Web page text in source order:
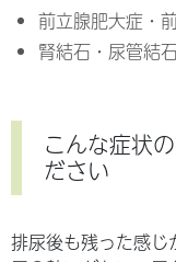
前立腺肥大症・
腎結石・尿管結
こんな症状
ださい
排尿後も残った感じ